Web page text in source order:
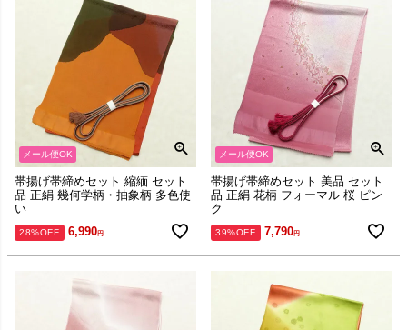
メール便OK
帯揚げ帯締めセット 縮緬 セット
品 正絹 幾何学柄・抽象柄 多色使
い
28%OFF 6,990
メール便OK
帯揚げ帯締めセット 美品 セット
品 正絹 花柄 フォーマル 桜 ピン
ク
39%OFF 7,790